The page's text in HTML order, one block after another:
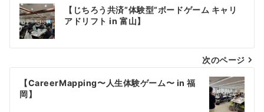
投
稿
ナ
ビ
ー
【じちろう共済”体験型”ボードゲーム キャリ
アドリフト in 富山】
次のページ
【CareerMapping〜人生体験ゲーム〜 in 福
岡】